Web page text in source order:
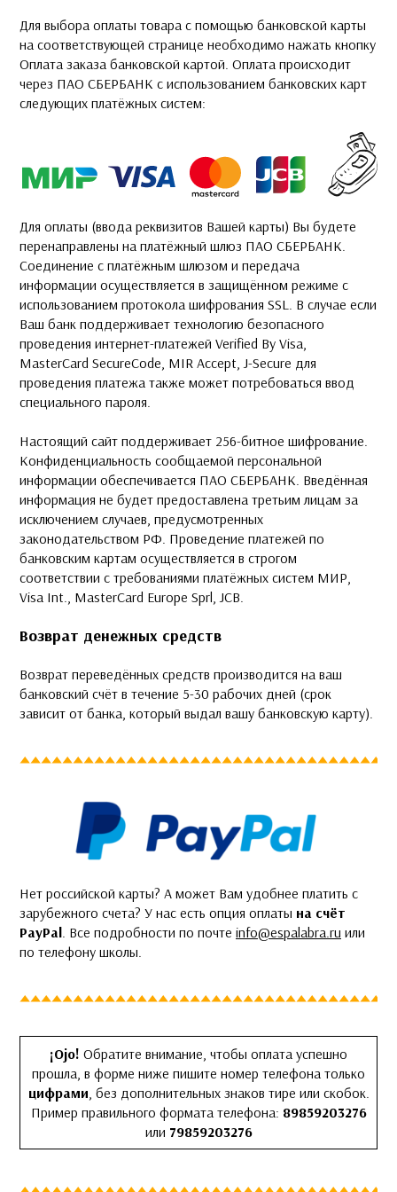
Для выбора оплаты товара с помощью банковской карты
на соответствующей странице необходимо нажать кнопку
Оплата заказа банковской картой. Оплата происходит
через ПАО СБЕРБАНК с использованием банковских карт
следующих платёжных систем:
Для оплаты (ввода реквизитов Вашей карты) Вы будете
перенаправлены на платёжный шлюз ПАО СБЕРБАНК.
Соединение с платёжным шлюзом и передача
информации осуществляется в защищённом режиме с
использованием протокола шифрования SSL. В случае если
Ваш банк поддерживает технологию безопасного
проведения интернет-платежей Verified By Visa,
MasterCard SecureCode, MIR Accept, J-Secure для
проведения платежа также может потребоваться ввод
специального пароля.
Настоящий сайт поддерживает 256-битное шифрование.
Конфиденциальность сообщаемой персональной
информации обеспечивается ПАО СБЕРБАНК. Введённая
информация не будет предоставлена третьим лицам за
исключением случаев, предусмотренных
законодательством РФ. Проведение платежей по
банковским картам осуществляется в строгом
соответствии с требованиями платёжных систем МИР,
Visa Int., MasterCard Europe Sprl, JCB.
Возврат денежных средств
Возврат переведённых средств производится на ваш
банковский счёт в течение 5-30 рабочих дней (срок
зависит от банка, который выдал вашу банковскую карту).
Нет российской карты? А может Вам удобнее платить с
зарубежного счета? У нас есть опция оплаты на счёт
PayPal . Все подробности по почте info@espalabra.ru или
по телефону школы.
¡Ojo! Обратите внимание, чтобы оплата успешно
прошла, в форме ниже пишите номер телефона только
цифрами , без дополнительных знаков тире или скобок.
Пример правильного формата телефона: 89859203276
или 79859203276